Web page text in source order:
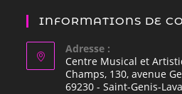
INFORMATIONS DE
Adresse :
Centre Musical et
Champs, 130, avenue
69230 - Saint-Genis-